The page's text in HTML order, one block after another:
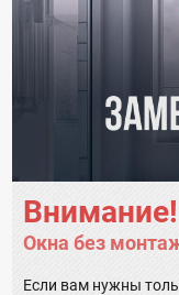
Окна без
Если вам нужны